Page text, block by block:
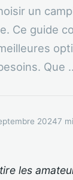
un
Ce guide
Que
20247
les